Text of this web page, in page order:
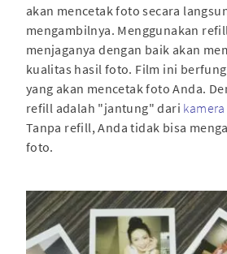
akan mencetak foto secara
mengambilnya. Menggunakan
menjaganya dengan baik akan
kualitas hasil foto. Film ini
yang akan mencetak foto Anda.
refill adalah "jantung" dari
Tanpa refill, Anda tidak bisa
foto.